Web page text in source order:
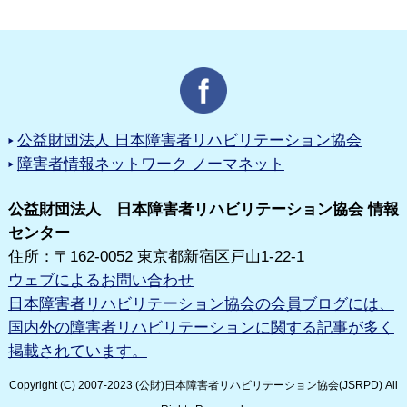
公益財団法人 日本障害者リハビリテーション協会
障害者情報ネットワーク ノーマネット
公益財団法人 日本障害者リハビリテーション協会 情報
センター
住所：〒162-0052 東京都新宿区戸山1-22-1
ウェブによるお問い合わせ
日本障害者リハビリテーション協会の会員ブログには、
国内外の障害者リハビリテーションに関する記事が多く
掲載されています。
Copyright (C) 2007-2023 (公財)日本障害者リハビリテーション協会(JSRPD) All